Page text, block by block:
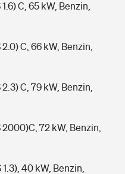
C, 65 kW, Benzin,
C, 66 kW, Benzin,
C, 79 kW, Benzin,
72 kW, Benzin,
40 kW, Benzin,